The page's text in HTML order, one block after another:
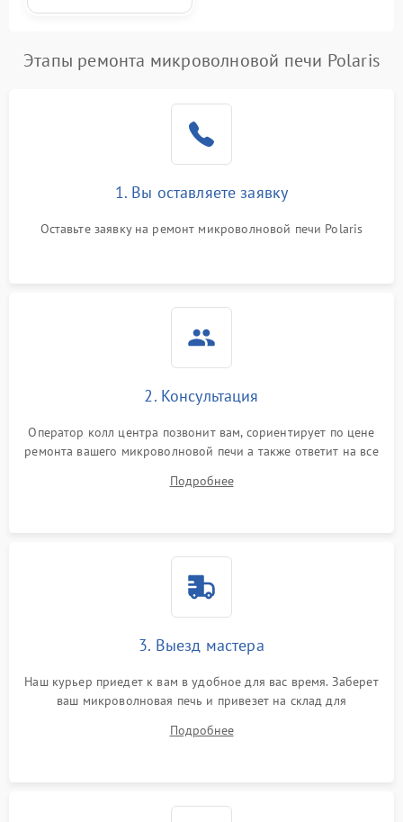
Этапы ремонта микроволновой печи Polaris
1. Вы оставляете заявку
Оставьте заявку на ремонт микроволновой печи Polaris
2. Консультация
Оператор колл центра позвонит вам, сориентирует по цене
ремонта вашего микроволновой печи а также ответит на все
Подробнее
3. Выезд мастера
Наш курьер приедет к вам в удобное для вас время. Заберет
ваш микроволновая печь и привезет на склад для
Подробнее